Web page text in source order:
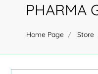
PHARMA
Home Page Store